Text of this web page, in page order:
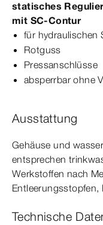
statisches
mit SC‑Contur
für hydraulischen
Rotguss
Pressanschlüsse
absperrbar ohne
Ausstattung
Gehäuse und
entsprechen
Werkstoffen nach
Ent­leerungsstopfen,
Technische